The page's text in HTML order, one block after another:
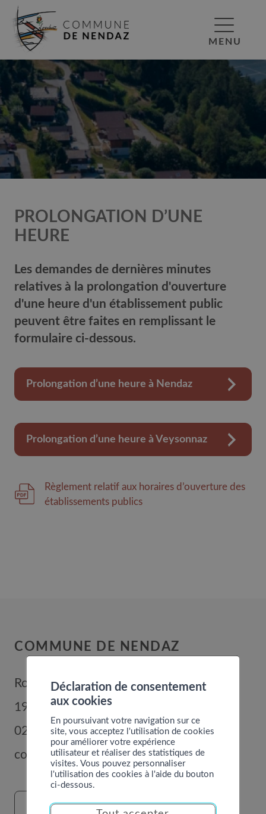
MENU
PROLONGATION D’UNE
HEURE
Les demandes de dernières minutes
relatives à la prolongation d'ouverture
d'une heure d'un établissement public
peuvent être faites en remplissant le
formulaire ci-dessous.
Prolongation d’une heure à Nendaz
Prolongation d’une heure à Veysonnaz
Règlement relatif aux horaires d’ouverture des
établissements publics
COMMUNE DE NENDAZ
Route de Nendaz 352
1996
Basse-Nendaz
027 289 56 00
commune@nendaz.org
FORMULAIRE DE CONTACT
Déclaration de consentement
aux cookies
En poursuivant votre navigation sur ce
site, vous acceptez l'utilisation de cookies
pour améliorer votre expérience
utilisateur et réaliser des statistiques de
visites. Vous pouvez personnaliser
l'utilisation des cookies à l'aide du bouton
ci-dessous.